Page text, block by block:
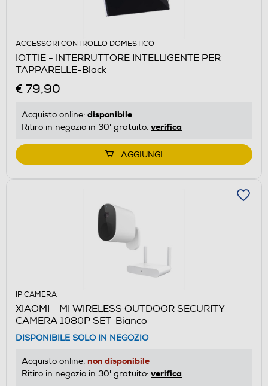
ACCESSORI CONTROLLO DOMESTICO
IOTTIE - INTERRUTTORE INTELLIGENTE PER
TAPPARELLE-Black
€ 79,90
Acquisto online: disponibile
Ritiro in negozio in 30' gratuito: verifica
AGGIUNGI
IP CAMERA
XIAOMI - MI WIRELESS OUTDOOR SECURITY
CAMERA 1080P SET-Bianco
DISPONIBILE SOLO IN NEGOZIO
Acquisto online: non disponibile
Ritiro in negozio in 30' gratuito: verifica